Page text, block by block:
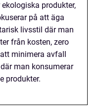
produkter,
på att äga
livsstil där man
från kosten, zero
minimera avfall
man konsumerar
produkter.